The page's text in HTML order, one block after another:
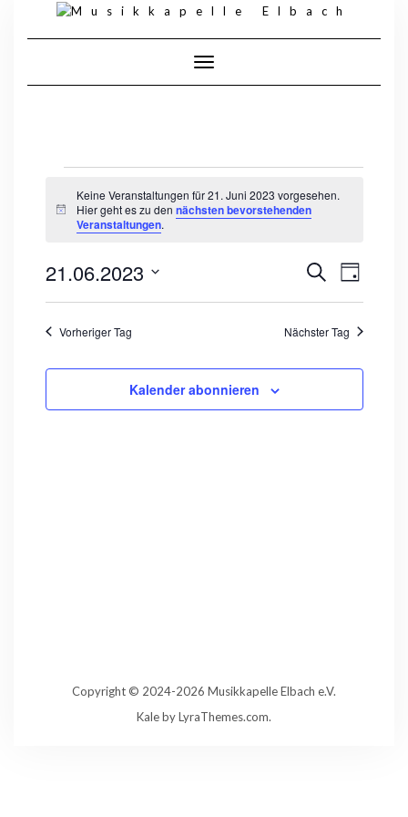
content
Toggle Navigation
21.
JUNI
2023
Hinweis
Keine Veranstaltungen für 21. Juni 2023 vorgesehen.
Hier geht es zu den nächsten bevorstehenden
Veranstaltungen.
SUCHE
NAVIGATION
Suche
Tag
21.06.2023
Vorheriger Tag Nächster Tag
Kalender abonnieren
Copyright © 2024-2026 Musikkapelle Elbach e.V.
Kaleby LyraThemes.com.